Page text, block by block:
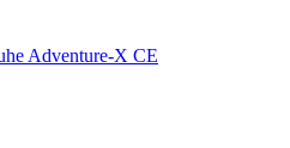
Adventure-X CE